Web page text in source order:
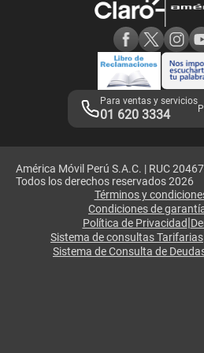
Adquirientes iPhone 6, 6S y SE
Mensaje de Seguridad
Términos y Condiciones de Tienda
Libro de Reclamaciones
Legales de marketplace
Para ventas y servicios
01 620 3334
América Móvil Perú S.A.C. | RUC
Todos los derechos reservados 2026
Términos y
Condiciones de
Política de Privacidad|
Sistema de consultas Tarifarias
Sistema de Consulta de